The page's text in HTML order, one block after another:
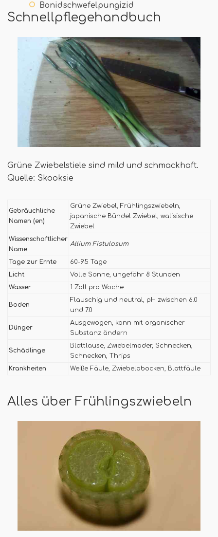
Bonidschwefelpungizid
Schnellpflegehandbuch
Grüne Zwiebelstiele sind mild und schmackhaft.
Quelle: Skooksie
Gebräuchliche
Namen (en)
Grüne Zwiebel, Frühlingszwiebeln,
japanische Bündel Zwiebel, walisische
Zwiebel
Wissenschaftlicher
Name
Allium Fistulosum
Tage zur Ernte
60-95 Tage
Licht
Volle Sonne, ungefähr 8 Stunden
Wasser
1 Zoll pro Woche
Boden
Flauschig und neutral, pH zwischen 6.0
und 7.0
Dünger
Ausgewogen, kann mit organischer
Substanz ändern
Schädlinge
Blattläuse, Zwiebelmader, Schnecken,
Schnecken, Thrips
Krankheiten
Weiße Fäule, Zwiebelabocken, Blattfäule
Alles über Frühlingszwiebeln